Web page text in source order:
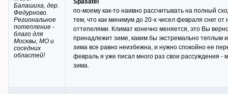
Балашиха, дер.
Федурново.
Региональное
потепление -
благо для
Москвы, МО и
соседних
областей!
Spasatel
по-моему как-то наивно рассчитывать на полный
тем, что как минимум до 20-х чисел февраля снег
оттепелями. Климат конечно меняется, это Вы
принадлежит зиме, каким бы экстремально теплым
зима все равно неизбежна, и нужно спокойно ее
февраль я уже писал много раз свои рассуждения -
зима.